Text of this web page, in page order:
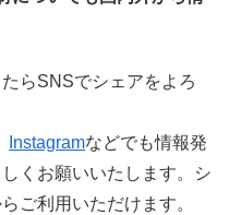
らSNSでシェアをよろ
Instagramなどでも情報発
くお願いいたします。シ
ご利用いただけます。